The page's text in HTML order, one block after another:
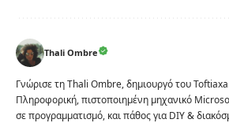
Thali Ombre
Γνώρισε τη Thali Ombre, δημιουργό του
Πληροφορική, πιστοποιημένη μηχανικό
σε προγραμματισμό, και πάθος για DIY &